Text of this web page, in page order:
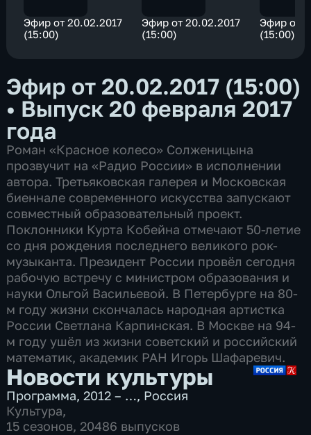
Эфир от 20.02.2017
(15:00)
Эфир от 20.02.2017
(15:00)
Эфир от
(15:00)
Эфир от 20.02.2017 (15:00)
• Выпуск 20 февраля 2017
года
Роман «Красное колесо» Солженицына
прозвучит на «Радио России» в исполнении
автора. Третьяковская галерея и Московская
биеннале современного искусства запускают
совместный образовательный проект.
Поклонники Курта Кобейна отмечают 50-летие
со дня рождения последнего великого рок-
музыканта. Президент России провёл сегодня
рабочую встречу с министром образования и
науки Ольгой Васильевой. В Петербурге на 80-
м году жизни скончалась народная артистка
России Светлана Карпинская. В Москве на 94-
м году ушёл из жизни советский и российский
математик, академик РАН Игорь Шафаревич.
Новости культуры
Программа,2012 – …, Россия
Культура,
15 сезонов, 20486 выпусков